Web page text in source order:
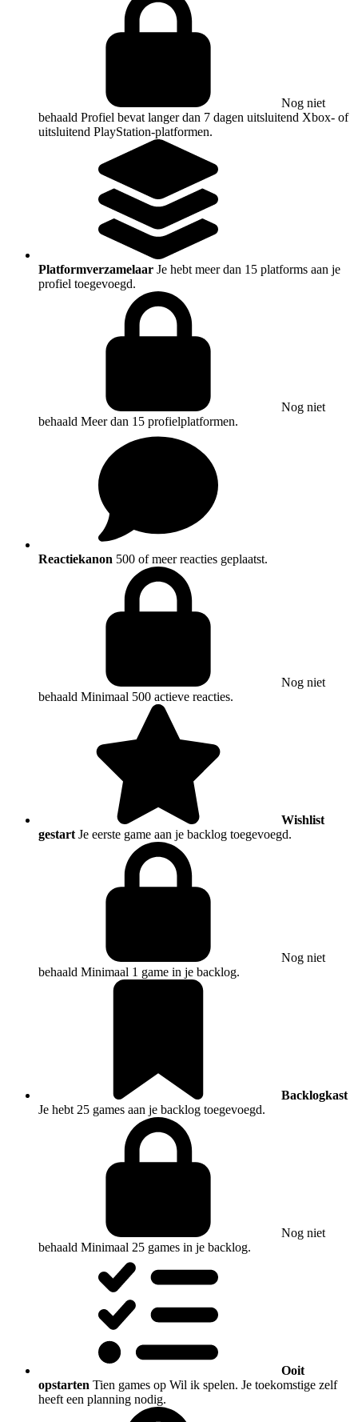
Nog niet
behaald Profiel bevat langer dan 7 dagen uitsluitend Xbox- of
uitsluitend PlayStation-platformen.
Platformverzamelaar Je hebt meer dan 15 platforms aan je
profiel toegevoegd.
Nog niet
behaald Meer dan 15 profielplatformen.
Reactiekanon 500 of meer reacties geplaatst.
Nog niet
behaald Minimaal 500 actieve reacties.
Wishlist
gestart Je eerste game aan je backlog toegevoegd.
Nog niet
behaald Minimaal 1 game in je backlog.
Backlogkast
Je hebt 25 games aan je backlog toegevoegd.
Nog niet
behaald Minimaal 25 games in je backlog.
Ooit
opstarten Tien games op Wil ik spelen. Je toekomstige zelf
heeft een planning nodig.